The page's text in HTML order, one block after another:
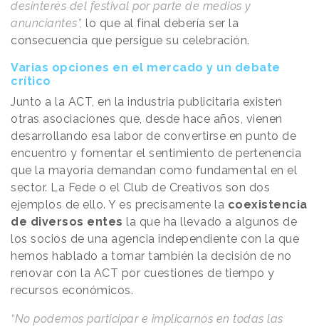
desinterés del festival por parte de medios y
anunciantes”, lo que al final debería ser la
consecuencia que persigue su celebración.
Varias opciones en el mercado y un debate
crítico
Junto a la ACT, en la industria publicitaria existen
otras asociaciones que, desde hace años, vienen
desarrollando esa labor de convertirse en punto de
encuentro y fomentar el sentimiento de pertenencia
que la mayoría demandan como fundamental en el
sector. La Fede o el Club de Creativos son dos
ejemplos de ello. Y es precisamente la coexistencia
de diversos entes la que ha llevado a algunos de
los socios de una agencia independiente con la que
hemos hablado a tomar también la decisión de no
renovar con la ACT por cuestiones de tiempo y
recursos económicos.
“No podemos participar e implicarnos en todas las